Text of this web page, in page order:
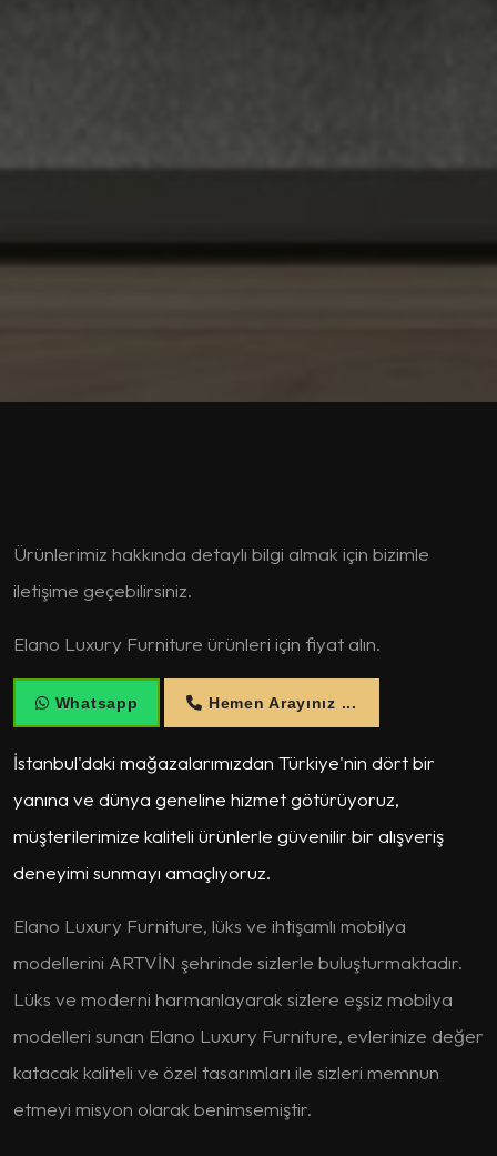
Ürünlerimiz hakkında detaylı bilgi almak için bizimle
iletişime geçebilirsiniz.
Elano Luxury Furniture ürünleri için fiyat alın.
Whatsapp Hemen Arayınız ...
İstanbul'daki mağazalarımızdan Türkiye'nin dört bir
yanına ve dünya geneline hizmet götürüyoruz,
müşterilerimize kaliteli ürünlerle güvenilir bir alışveriş
deneyimi sunmayı amaçlıyoruz.
Elano Luxury Furniture, lüks ve ihtişamlı mobilya
modellerini ARTVİN şehrinde sizlerle buluşturmaktadır.
Lüks ve moderni harmanlayarak sizlere eşsiz mobilya
modelleri sunan Elano Luxury Furniture, evlerinize değer
katacak kaliteli ve özel tasarımları ile sizleri memnun
etmeyi misyon olarak benimsemiştir.